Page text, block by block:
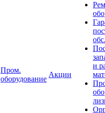
Пром.
оборудование
Акции
и